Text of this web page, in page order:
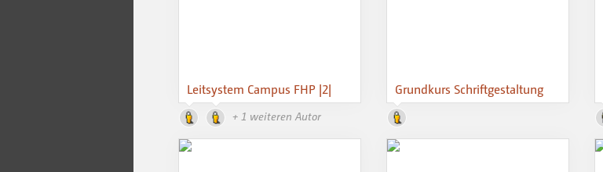
Leitsystem Campus FHP |2|
+ 1 weiteren Autor
Grundkurs Schriftgestaltung